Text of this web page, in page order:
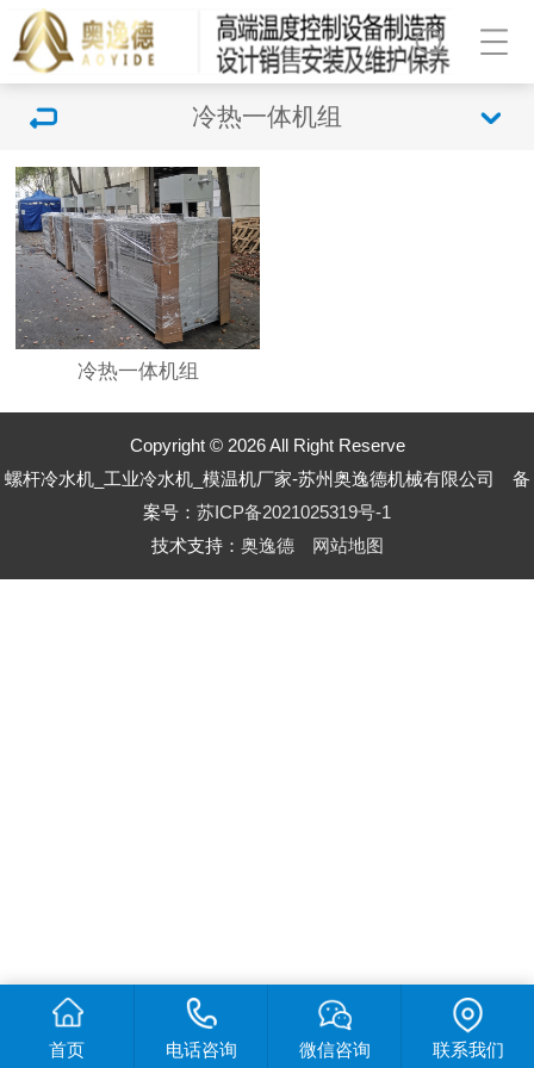
冷热一体机组
冷热一体机组
Copyright © 2026 All Right Reserve
螺杆冷水机_工业冷水机_模温机厂家-苏州奥逸德机械有限公司 备
案号： 苏ICP备2021025319号-1
技术支持： 奥逸德 网站地图
首页 电话咨询 微信咨询 联系我们